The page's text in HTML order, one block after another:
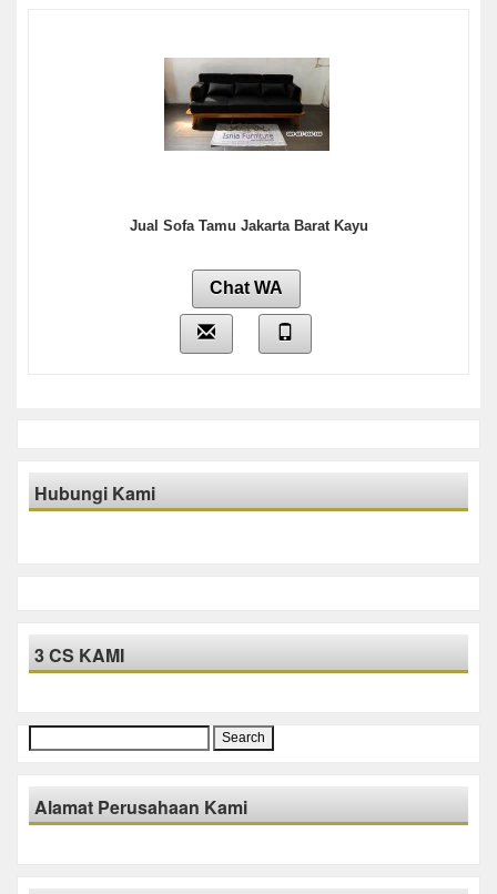
Jual Sofa Tamu Jakarta Barat Kayu
Chat WA
Hubungi Kami
3 CS KAMI
for:
Alamat Perusahaan Kami